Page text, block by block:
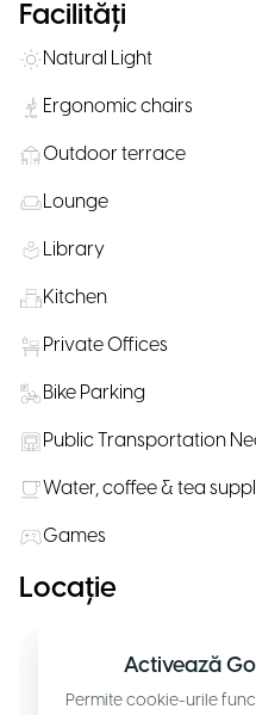
Facilități
Natural Light
Ergonomic chairs
Outdoor terrace
Lounge
Library
Kitchen
Private Offices
Bike Parking
Public Transportation
Water, coffee & tea
Games
Locație
Activează
Permite cookie-urile